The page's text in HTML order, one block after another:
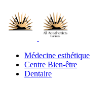
Médecine esthétique
Centre Bien-être
Dentaire